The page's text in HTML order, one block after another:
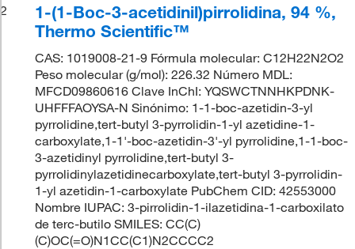
2
1-(1-Boc-3-acetidinil)pirrolidina, 94 %,
Thermo Scientific™
CAS: 1019008-21-9 Fórmula molecular: C12H22N2O2
Peso molecular (g/mol): 226.32 Número MDL:
MFCD09860616 Clave InChI: YQSWCTNNHKPDNK-
UHFFFAOYSA-N Sinónimo: 1-1-boc-azetidin-3-yl
pyrrolidine,tert-butyl 3-pyrrolidin-1-yl azetidine-1-
carboxylate,1-1'-boc-azetidin-3'-yl pyrrolidine,1-1-boc-
3-azetidinyl pyrrolidine,tert-butyl 3-
pyrrolidinylazetidinecarboxylate,tert-butyl 3-pyrrolidin-
1-yl azetidin-1-carboxylate PubChem CID: 42553000
Nombre IUPAC: 3-pirrolidin-1-ilazetidina-1-carboxilato
de terc-butilo SMILES: CC(C)
(C)OC(=O)N1CC(C1)N2CCCC2